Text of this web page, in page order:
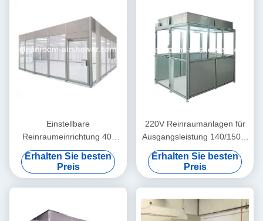
Einstellbare
Reinraumeinrichtung 40-
70mm Dicke, 2 Einheiten,
Griff 304 SUS,
Abwärtsströmungsgeschwindigkeit
von 0,35 m/s
Erhalten Sie besten
Preis
220V Reinraumanlagen für
Ausgangsleistung 140/150W
und 8-Farben-
Nummernreinigung
Erhalten Sie besten
Preis